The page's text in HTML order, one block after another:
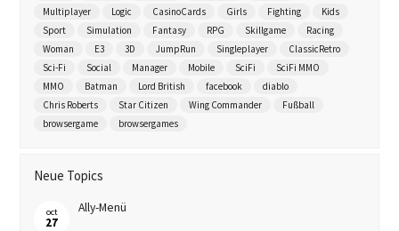
Multiplayer
Logic CasinoCards Girls Fighting
Kids
Sport
Simulation Fantasy RPG Skillgame
Racing
Woman
E3 3D JumpRun Singleplayer
ClassicRetro
Sci-Fi
Social Manager Mobile SciFi
SciFi MMO
MMO
Batman Lord British facebook
diablo
Chris Roberts
Star Citizen Wing Commander
Fußball
browsergame
browsergames
Neue Topics
oct
27
Ally-Menü